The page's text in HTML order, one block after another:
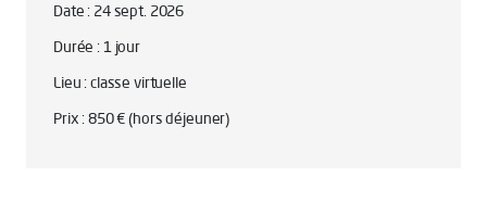
Date : 24 sept. 2026
Durée : 1 jour
Lieu : classe virtuelle
Prix : 850 € (hors déjeuner)